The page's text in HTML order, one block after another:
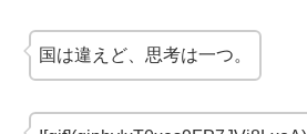
国は違えど、思考は一つ。